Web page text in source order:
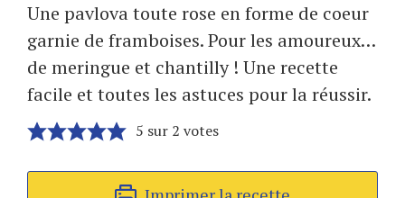
Une pavlova toute rose en forme de coeur
garnie de framboises. Pour les amoureux…
de meringue et chantilly ! Une recette
facile et toutes les astuces pour la réussir.
5 sur 2 votes